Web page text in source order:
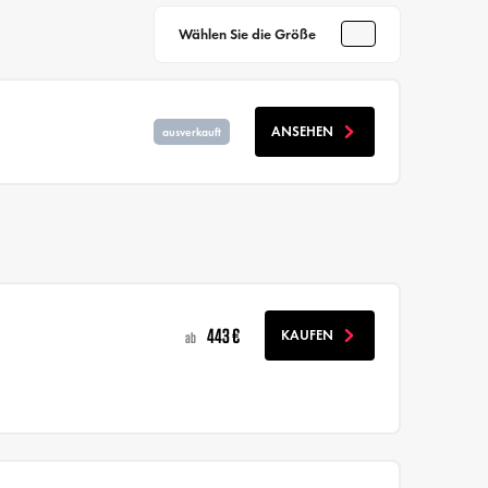
Wählen Sie die Größe
ausverkauft ANSEHEN
ab 443 € KAUFEN